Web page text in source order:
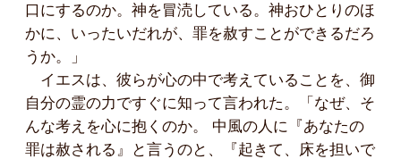
口にするのか。神を冒涜している。神おひとりのほ
かに、いったいだれが、罪を赦すことができるだろ
うか。」
イエスは、彼らが心の中で考えていることを、御
自分の霊の力ですぐに知って言われた。「なぜ、そ
んな考えを心に抱くのか。 中風の人に『あなたの
罪は赦される』と言うのと、『起きて、床を担いで